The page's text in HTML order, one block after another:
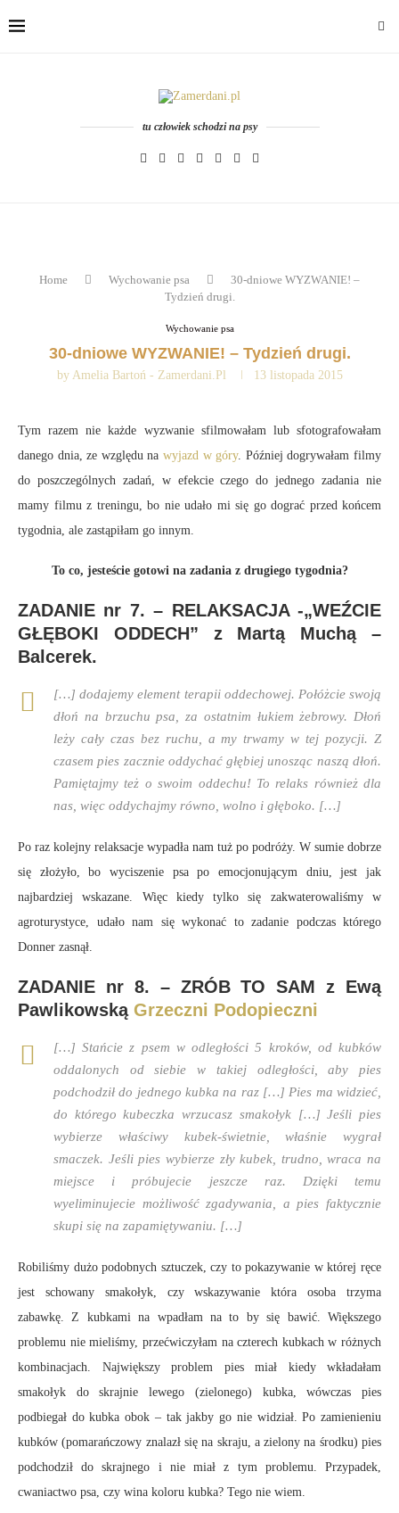
tu człowiek schodzi na psy
Home Wychowanie psa
30-dniowe WYZWANIE! –
Tydzień drugi.
Wychowanie psa
30-dniowe WYZWANIE! – Tydzień drugi.
by Amelia Bartoń - Zamerdani.pl 13 listopada 2015
Tym razem nie każde wyzwanie sfilmowałam lub sfotografowałam
danego dnia, ze względu na wyjazd w góry. Później dogrywałam filmy
do poszczególnych zadań, w efekcie czego do jednego zadania nie
mamy filmu z treningu, bo nie udało mi się go dograć przed końcem
tygodnia, ale zastąpiłam go innym.
To co, jesteście gotowi na zadania z drugiego tygodnia?
ZADANIE nr 7. – RELAKSACJA -„WEŹCIE
GŁĘBOKI ODDECH” z Martą Muchą –
Balcerek.
[…] dodajemy element terapii oddechowej. Połóżcie swoją
dłoń na brzuchu psa, za ostatnim łukiem żebrowy. Dłoń
leży cały czas bez ruchu, a my trwamy w tej pozycji. Z
czasem pies zacznie oddychać głębiej unosząc naszą dłoń.
Pamiętajmy też o swoim oddechu! To relaks również dla
nas, więc oddychajmy równo, wolno i głęboko. […]
Po raz kolejny relaksacje wypadła nam tuż po podróży. W sumie dobrze
się złożyło, bo wyciszenie psa po emocjonującym dniu, jest jak
najbardziej wskazane. Więc kiedy tylko się zakwaterowaliśmy w
agroturystyce, udało nam się wykonać to zadanie podczas którego
Donner zasnął.
ZADANIE nr 8. – ZRÓB TO SAM z Ewą
Pawlikowską Grzeczni Podopieczni
[…] Stańcie z psem w odległości 5 kroków, od kubków
oddalonych od siebie w takiej odległości, aby pies
podchodził do jednego kubka na raz […] Pies ma widzieć,
do którego kubeczka wrzucasz smakołyk […] Jeśli pies
wybierze właściwy kubek-świetnie, właśnie wygrał
smaczek. Jeśli pies wybierze zły kubek, trudno, wraca na
miejsce i próbujecie jeszcze raz. Dzięki temu
wyeliminujecie możliwość zgadywania, a pies faktycznie
skupi się na zapamiętywaniu. […]
Robiliśmy dużo podobnych sztuczek, czy to pokazywanie w której ręce
jest schowany smakołyk, czy wskazywanie która osoba trzyma
zabawkę. Z kubkami na wpadłam na to by się bawić. Większego
problemu nie mieliśmy, przećwiczyłam na czterech kubkach w różnych
kombinacjach. Największy problem pies miał kiedy wkładałam
smakołyk do skrajnie lewego (zielonego) kubka, wówczas pies
podbiegał do kubka obok – tak jakby go nie widział. Po zamienieniu
kubków (pomarańczowy znalazł się na skraju, a zielony na środku) pies
podchodził do skrajnego i nie miał z tym problemu. Przypadek,
cwaniactwo psa, czy wina koloru kubka? Tego nie wiem.